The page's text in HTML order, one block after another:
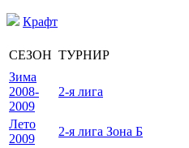
Крафт
СЕЗОН ТУРНИР
Зима
2008-
2009
2-я лига
Лето
2009
2-я лига Зона Б